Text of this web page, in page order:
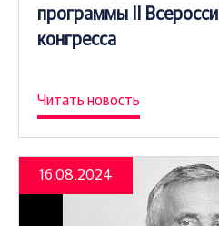
программы II
конгресса
Читать новость
16.08.2024